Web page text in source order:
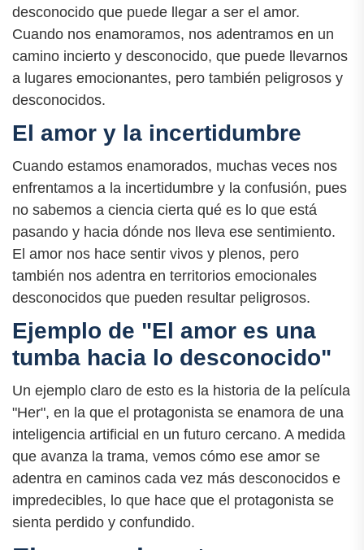
desconocido que puede llegar a ser el amor.
Cuando nos enamoramos, nos adentramos en un
camino incierto y desconocido, que puede llevarnos
a lugares emocionantes, pero también peligrosos y
desconocidos.
El amor y la incertidumbre
Cuando estamos enamorados, muchas veces nos
enfrentamos a la incertidumbre y la confusión, pues
no sabemos a ciencia cierta qué es lo que está
pasando y hacia dónde nos lleva ese sentimiento.
El amor nos hace sentir vivos y plenos, pero
también nos adentra en territorios emocionales
desconocidos que pueden resultar peligrosos.
Ejemplo de "El amor es una
tumba hacia lo desconocido"
Un ejemplo claro de esto es la historia de la película
"Her", en la que el protagonista se enamora de una
inteligencia artificial en un futuro cercano. A medida
que avanza la trama, vemos cómo ese amor se
adentra en caminos cada vez más desconocidos e
impredecibles, lo que hace que el protagonista se
sienta perdido y confundido.